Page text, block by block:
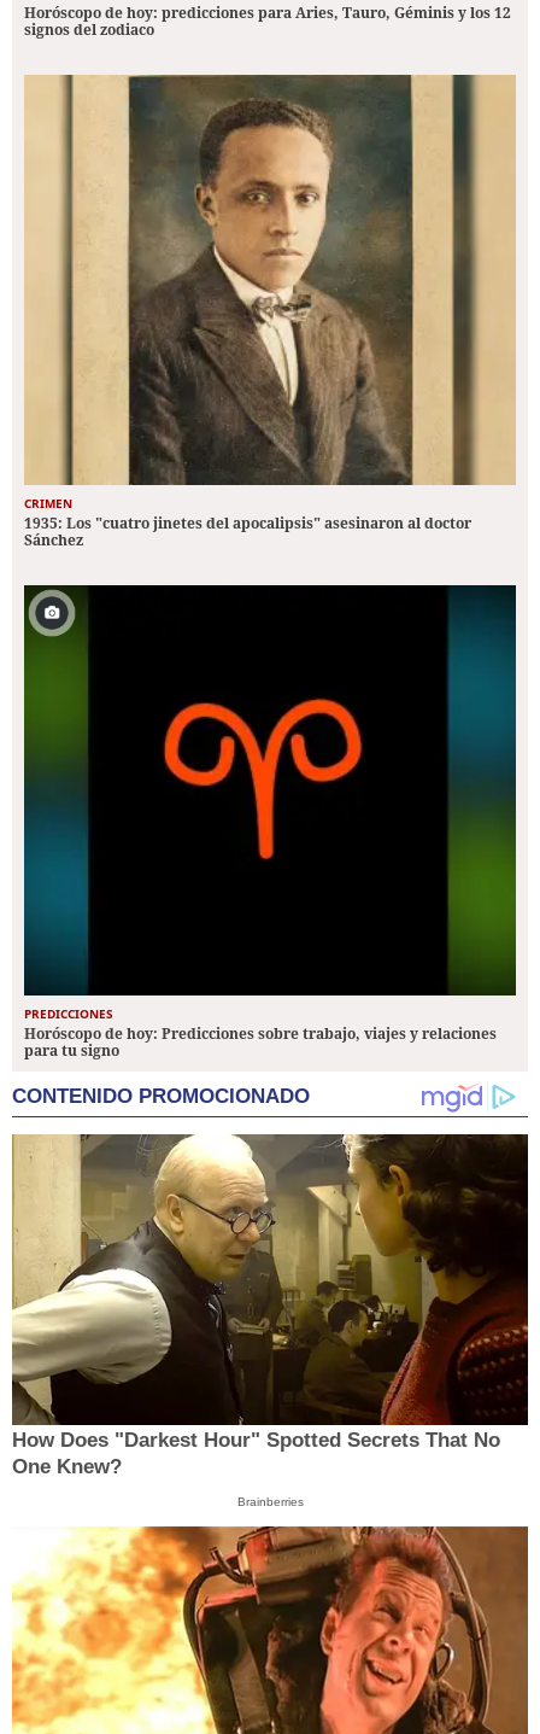
Horóscopo de hoy: predicciones para Aries, Tauro, Géminis y los 12
signos del zodiaco
CRIMEN
1935: Los "cuatro jinetes del apocalipsis" asesinaron al doctor
Sánchez
PREDICCIONES
Horóscopo de hoy: Predicciones sobre trabajo, viajes y relaciones
para tu signo
CONTENIDO PROMOCIONADO
How Does "Darkest Hour" Spotted Secrets That No
One Knew?
Brainberries